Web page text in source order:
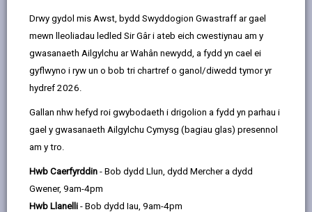
Drwy gydol mis Awst, bydd Swyddogion Gwastraff ar gael
mewn lleoliadau ledled Sir Gâr i ateb eich cwestiynau am y
gwasanaeth Ailgylchu ar Wahân newydd, a fydd yn cael ei
gyflwyno i ryw un o bob tri chartref o ganol/diwedd tymor yr
hydref 2026.
Gallan nhw hefyd roi gwybodaeth i drigolion a fydd yn parhau i
gael y gwasanaeth Ailgylchu Cymysg (bagiau glas) presennol
am y tro.
Hwb Caerfyrddin - Bob dydd Llun, dydd Mercher a dydd
Gwener, 9am-4pm
Hwb Llanelli - Bob dydd Iau, 9am-4pm
Argyfyngau a diogelwch cymunedol